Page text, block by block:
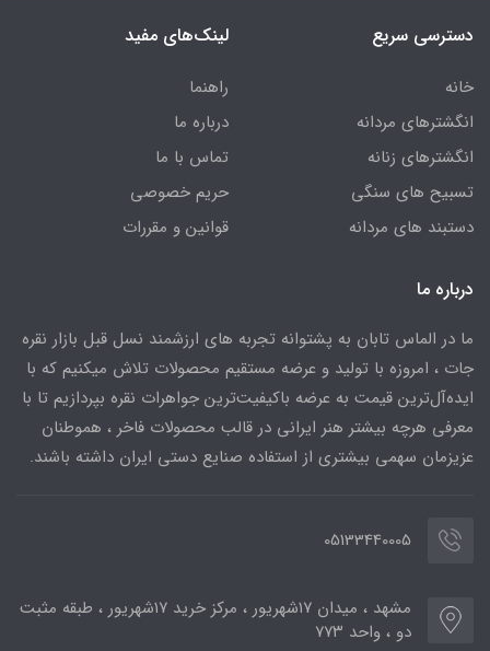
دسترسی سریع
خانه
انگشترهای مردانه
انگشترهای زنانه
تسبیح های سنگی
دستبند های مردانه
لینک‌های مفید
راهنما
درباره ما
تماس با ما
حریم خصوصی
قوانین و مقررات
درباره ما
ما در الماس تابان به پشتوانه تجربه های ارزشمند نسل قبل بازار نقره
جات ، امروزه با تولید و عرضه مستقیم محصولات تلاش میکنیم که با
ایده‌آل‌ترین قیمت به عرضه باکیفیت‌ترین جواهرات نقره بپردازیم تا با
معرفی هرچه بیشتر هنر ایرانی در قالب محصولات فاخر ، هموطنان
عزیزمان سهمی بیشتری از استفاده صنایع دستی ایران داشته باشند.
05133440005
مشهد ، میدان ۱۷شهریور ، مرکز خرید ۱۷شهریور ، طبقه مثبت
دو ، واحد ۷۷۳